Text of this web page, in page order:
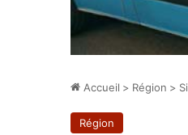
Accueil > Région >
Région